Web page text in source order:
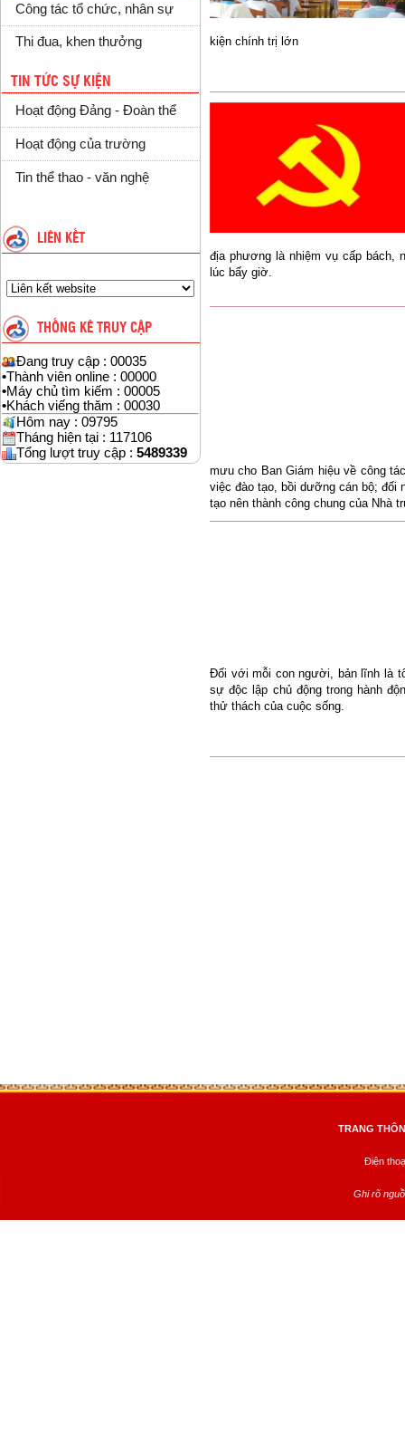
Công tác tổ chức, nhân sự
Thi đua, khen thưởng
TIN TỨC SỰ KIỆN
Hoạt động Đảng - Đoàn thể
Hoạt động của trường
Tin thể thao - văn nghệ
LIÊN KẾT
THỐNG KÊ TRUY CẬP
Đang truy cập : 00035
•Thành viên online : 00000
•Máy chủ tìm kiếm : 00005
•Khách viếng thăm : 00030
Hôm nay : 09795
Tháng hiện tại : 117106
Tổng lượt truy cập : 5489339
kiện chính trị lớn
địa phương là nhiệm vụ cấp bách,
lúc bấy giờ.
mưu cho Ban Giám hiệu về công
việc đào tạo, bồi dưỡng cán bộ; đối
tạo nên thành công chung của Nhà
Đối với mỗi con người, bản lĩnh là
sự độc lập chủ động trong hành
thử thách của cuộc sống.
TRANG
Điện
Ghi rõ